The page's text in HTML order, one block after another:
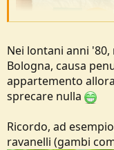
Nei lontani anni
Bologna, causa
appartemento
sprecare nulla
Ricordo, ad
ravanelli (gambi